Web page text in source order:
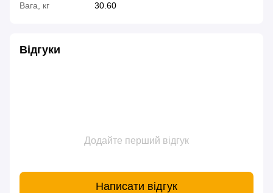
Вага, кг
30.60
Відгуки
Додайте перший відгук
Написати відгук